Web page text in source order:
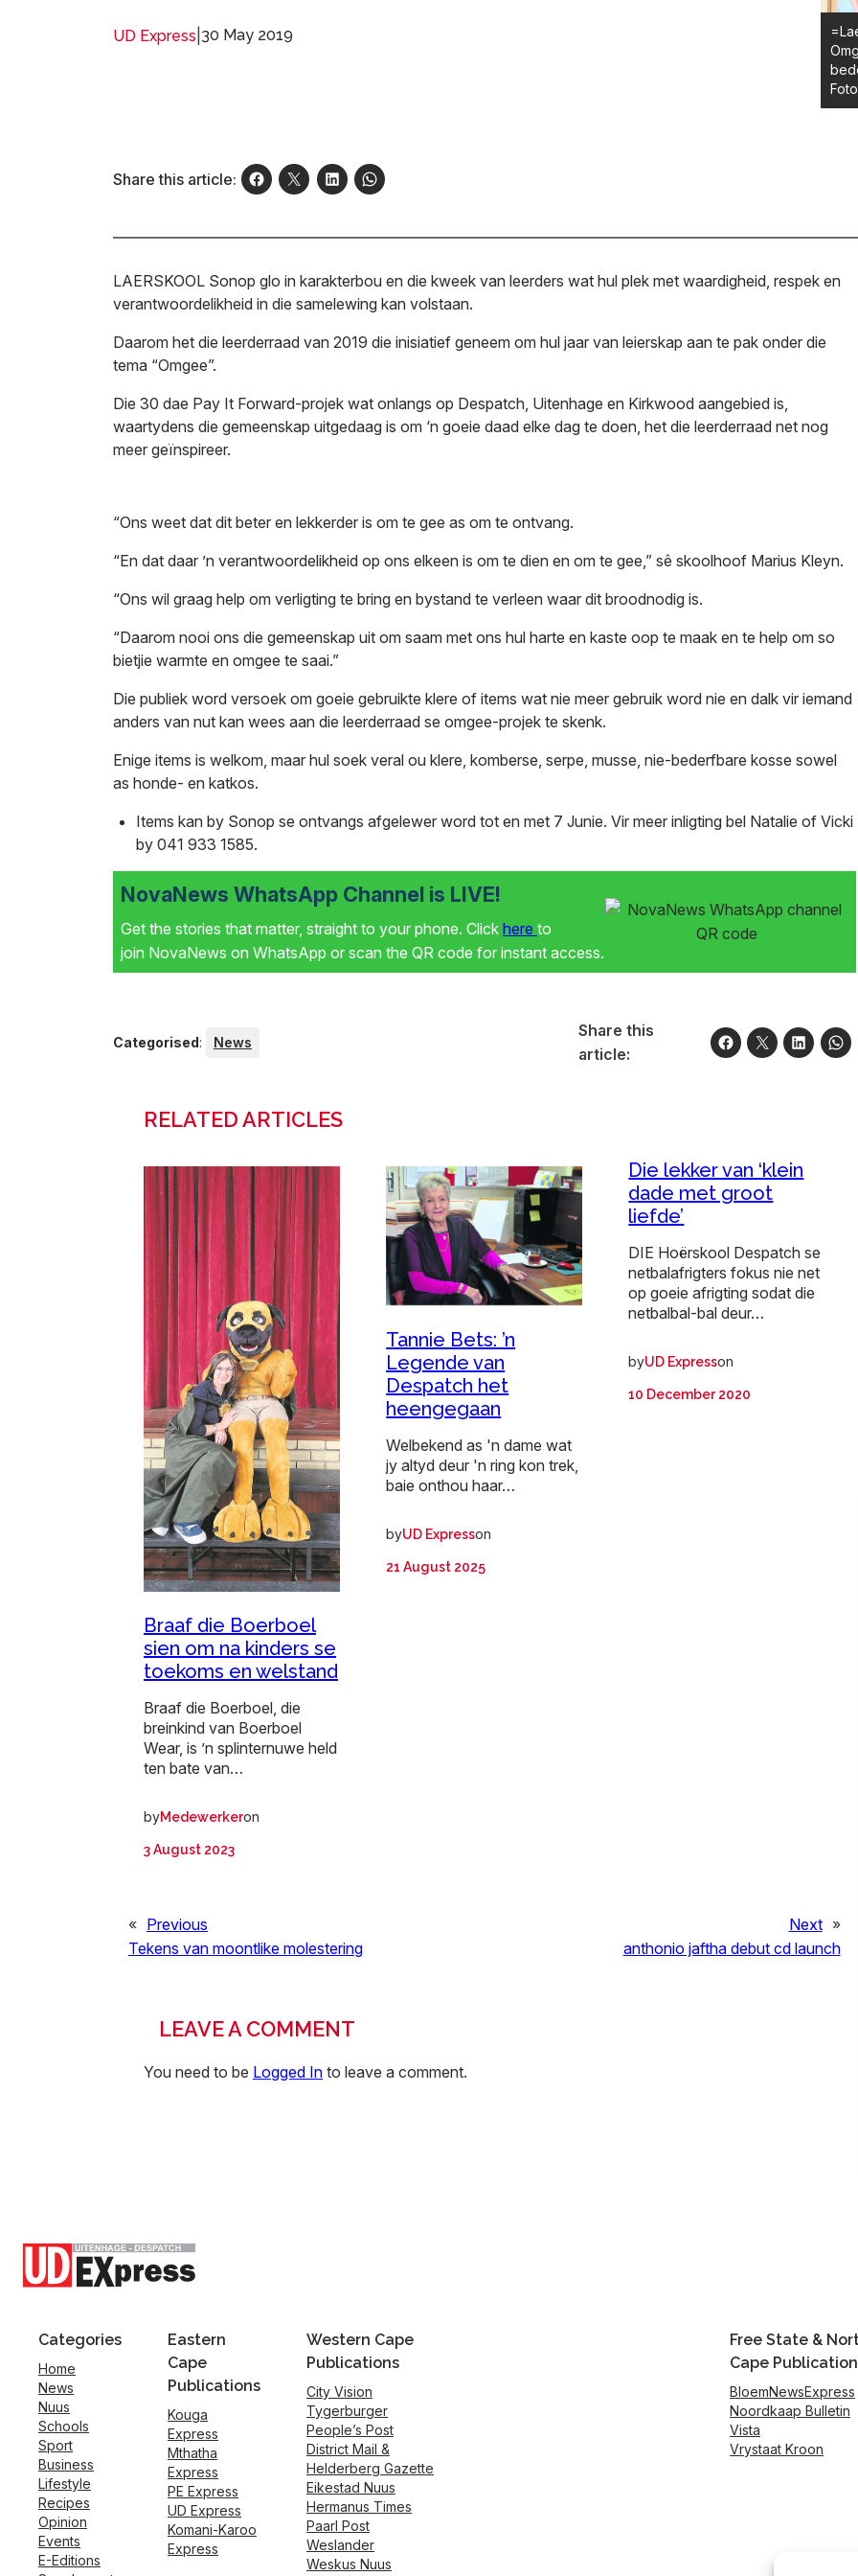
UD Express 30 May 2019
Share this article:
LAERSKOOL Sonop glo in karakterbou en die kweek van leerders wat hul plek met waardigheid, respek en
verantwoordelikheid in die samelewing kan volstaan.
Daarom het die leerderraad van 2019 die inisiatief geneem om hul jaar van leierskap aan te pak onder die
tema “Omgee”.
Die 30 dae Pay It Forward-projek wat onlangs op Despatch, Uitenhage en Kirkwood aangebied is,
waartydens die gemeenskap uitgedaag is om ‘n goeie daad elke dag te doen, het die leerderraad net nog
meer geïnspireer.
“Ons weet dat dit beter en lekkerder is om te gee as om te ontvang.
“En dat daar ’n verantwoordelikheid op ons elkeen is om te dien en om te gee,” sê skoolhoof Marius Kleyn.
“Ons wil graag help om verligting te bring en bystand te verleen waar dit broodnodig is.
“Daarom nooi ons die gemeenskap uit om saam met ons hul harte en kaste oop te maak en te help om so
bietjie warmte en omgee te saai.”
Die publiek word versoek om goeie gebruikte klere of items wat nie meer gebruik word nie en dalk vir iemand
anders van nut kan wees aan die leerderraad se omgee-projek te skenk.
Enige items is welkom, maar hul soek veral ou klere, komberse, serpe, musse, nie-bederfbare kosse sowel
as honde- en katkos.
Items kan by Sonop se ontvangs afgelewer word tot en met 7 Junie. Vir meer inligting bel Natalie of Vicki
by 041 933 1585.
NovaNews WhatsApp Channel is LIVE!
Get the stories that matter, straight to your phone. Click here to
join NovaNews on WhatsApp or scan the QR code for instant access.
Categorised: News
Share this
article:
RELATED ARTICLES
Braaf die Boerboel
sien om na kinders se
toekoms en welstand
Braaf die Boerboel, die
breinkind van Boerboel
Wear, is ’n splinternuwe held
ten bate van…
byMedewerkeron
3 August 2023
Tannie Bets: ’n
Legende van
Despatch het
heengegaan
Welbekend as 'n dame wat
jy altyd deur 'n ring kon trek,
baie onthou haar…
byUD Expresson
21 August 2025
Die lekker van ‘klein
dade met groot
liefde’
DIE Hoërskool Despatch se
netbalafrigters fokus nie net
op goeie afrigting sodat die
netbalbal-bal deur…
byUD Expresson
10 December 2020
« Previous
Tekens van moontlike molestering
Next »
anthonio jaftha debut cd launch
LEAVE A COMMENT
You need to be Logged In to leave a comment.
Categories
Home
News
Nuus
Schools
Sport
Business
Lifestyle
Recipes
Opinion
Events
E-Editions
Eastern
Cape
Publications
Kouga
Express
Mthatha
Express
PE Express
UD Express
Komani-Karoo
Express
Western Cape
Publications
City Vision
Tygerburger
People’s Post
District Mail &
Helderberg Gazette
Eikestad Nuus
Hermanus Times
Paarl Post
Weslander
Weskus Nuus
Free State &
Cape
BloemNewsExpress
Noordkaap Bulletin
Vista
Vrystaat Kroon